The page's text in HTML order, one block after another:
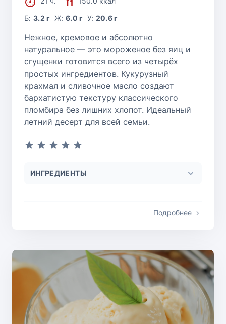
Б:3.2 г Ж: 6.0 г У: 20.6 г
Нежное, кремовое и абсолютно
натуральное — это мороженое без яиц и
сгущенки готовится всего из четырёх
простых ингредиентов. Кукурузный
крахмал и сливочное масло создают
бархатистую текстуру классического
пломбира без лишних хлопот. Идеальный
летний десерт для всей семьи.
ИНГРЕДИЕНТЫ
Подробнее